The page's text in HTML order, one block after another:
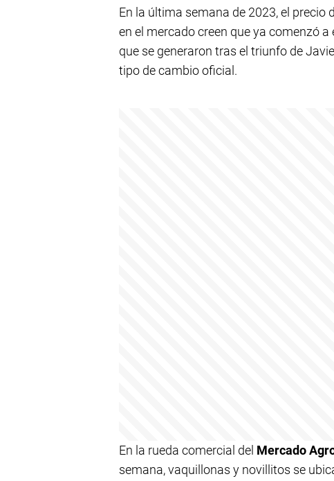
En la última semana de 2023, el precio
en el mercado creen que ya comenzó
que se generaron tras el triunfo de
tipo de cambio oficial.
En la rueda comercial del Mercado
semana, vaquillonas y novillitos se